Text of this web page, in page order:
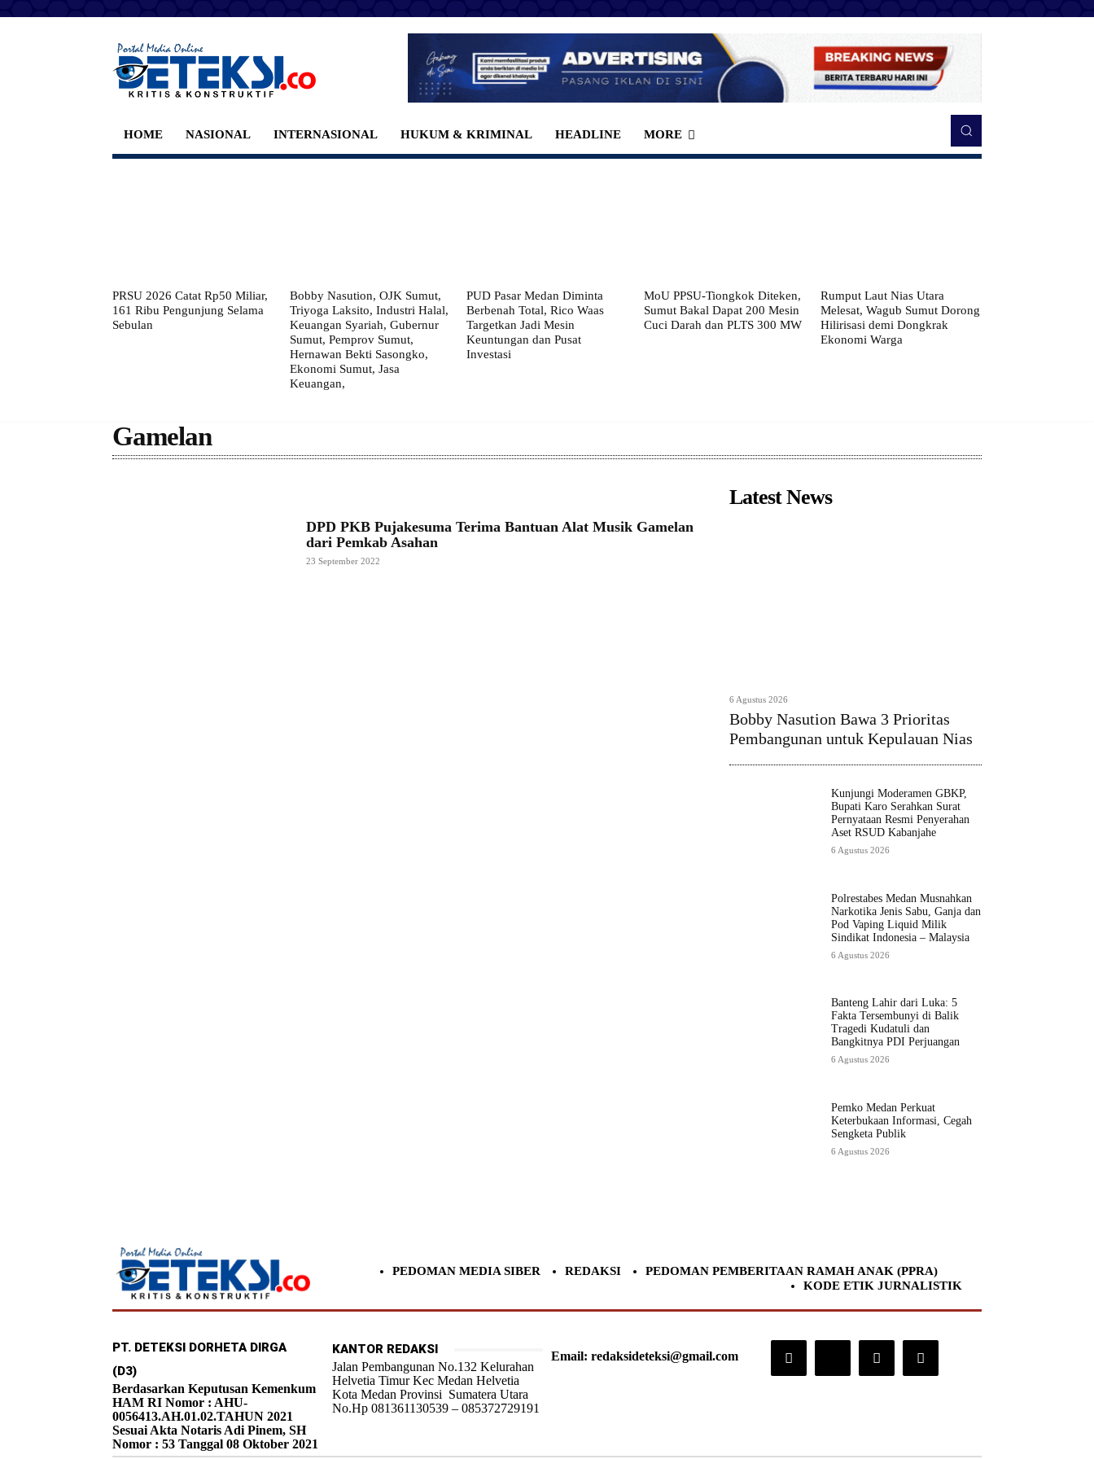
HOME NASIONAL INTERNASIONAL HUKUM & KRIMINAL HEADLINE MORE
PRSU 2026 Catat Rp50 Miliar,
161 Ribu Pengunjung Selama
Sebulan
Bobby Nasution, OJK Sumut,
Triyoga Laksito, Industri Halal,
Keuangan Syariah, Gubernur
Sumut, Pemprov Sumut,
Hernawan Bekti Sasongko,
Ekonomi Sumut, Jasa
Keuangan,
PUD Pasar Medan Diminta
Berbenah Total, Rico Waas
Targetkan Jadi Mesin
Keuntungan dan Pusat
Investasi
MoU PPSU-Tiongkok Diteken,
Sumut Bakal Dapat 200 Mesin
Cuci Darah dan PLTS 300 MW
Rumput Laut Nias Utara
Melesat, Wagub Sumut Dorong
Hilirisasi demi Dongkrak
Ekonomi Warga
Gamelan
DPD PKB Pujakesuma Terima Bantuan Alat Musik Gamelan
dari Pemkab Asahan
23 September 2022
Latest News
6 Agustus 2026
Bobby Nasution Bawa 3 Prioritas
Pembangunan untuk Kepulauan Nias
Kunjungi Moderamen GBKP,
Bupati Karo Serahkan Surat
Pernyataan Resmi Penyerahan
Aset RSUD Kabanjahe
6 Agustus 2026
Polrestabes Medan Musnahkan
Narkotika Jenis Sabu, Ganja dan
Pod Vaping Liquid Milik
Sindikat Indonesia – Malaysia
6 Agustus 2026
Banteng Lahir dari Luka: 5
Fakta Tersembunyi di Balik
Tragedi Kudatuli dan
Bangkitnya PDI Perjuangan
6 Agustus 2026
Pemko Medan Perkuat
Keterbukaan Informasi, Cegah
Sengketa Publik
6 Agustus 2026
PEDOMAN MEDIA SIBER REDAKSI
PEDOMAN PEMBERITAAN RAMAH ANAK (PPRA)
KODE ETIK JURNALISTIK
PT. DETEKSI DORHETA DIRGA
(D3)
Berdasarkan Keputusan Kemenkum
HAM RI Nomor : AHU-
0056413.AH.01.02.TAHUN 2021
Sesuai Akta Notaris Adi Pinem, SH
Nomor : 53 Tanggal 08 Oktober 2021
KANTOR REDAKSI
Jalan Pembangunan No.132 Kelurahan
Helvetia Timur Kec Medan Helvetia
Kota Medan Provinsi Sumatera Utara
No.Hp 081361130539 – 085372729191
Email: redaksideteksi@gmail.com